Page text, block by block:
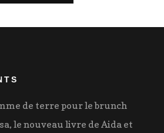
de terre pour le brunch
le nouveau livre de Aida et